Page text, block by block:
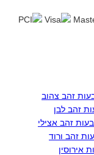
זהב צהוב
זהב לבן
זהב אצילי
זהב ורוד
אירוסין